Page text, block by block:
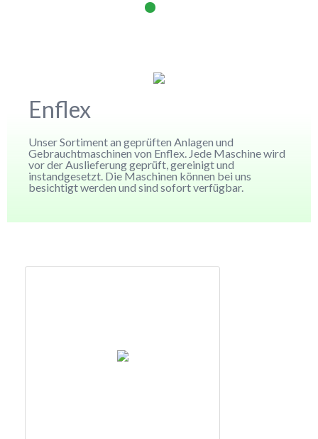
Enflex
Unser Sortiment an geprüften Anlagen und
Gebrauchtmaschinen von Enflex. Jede Maschine wird
vor der Auslieferung geprüft, gereinigt und
instandgesetzt. Die Maschinen können bei uns
besichtigt werden und sind sofort verfügbar.